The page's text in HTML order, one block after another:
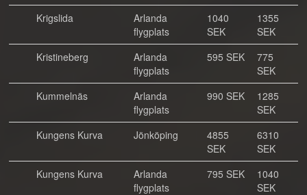
Krigslida
Arlanda
flygplats
1040
SEK
1355
SEK
Kristineberg
Arlanda
flygplats
595 SEK
775
SEK
Kummelnäs
Arlanda
flygplats
990 SEK
1285
SEK
Kungens Kurva
Jönköping
4855
SEK
6310
SEK
Kungens Kurva
Arlanda
flygplats
795 SEK
1040
SEK